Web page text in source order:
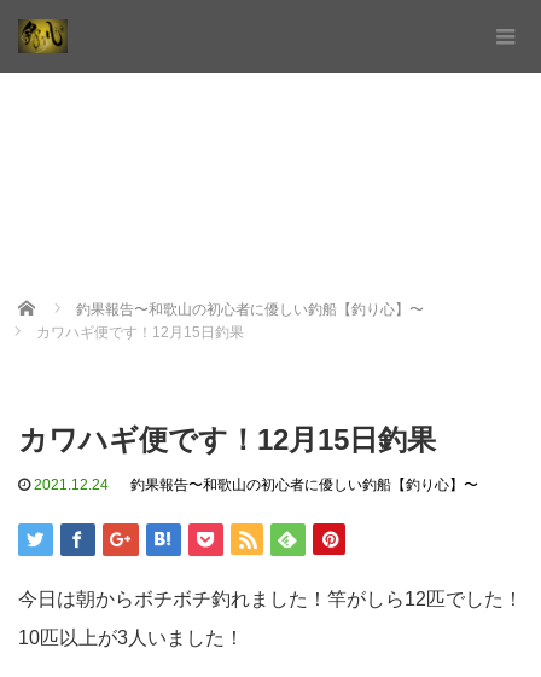
Home
釣果報告〜和歌山の初心者に優しい釣船【釣り心】〜
カワハギ便です！12月15日釣果
カワハギ便です！12月15日釣果
2021.12.24 釣果報告〜和歌山の初心者に優しい釣船【釣り心】〜
今日は朝からボチボチ釣れました！竿がしら12匹でした！
10匹以上が3人いました！